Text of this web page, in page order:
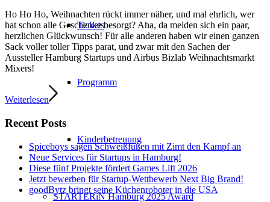
Tickets
Programm
Kinderbetreuung
STARTERiN Hamburg 2025 Award
Ho Ho Ho, Weihnachten rückt immer näher, und mal ehrlich, wer
hat schon alle Geschenke besorgt? Aha, da melden sich ein paar,
herzlichen Glückwunsch! Für alle anderen haben wir einen ganzen
Sack voller toller Tipps parat, und zwar mit den Sachen der
AusstellerHamburg Startups und Airbus Bizlab Weihnachtsmarkt
Mixers!
Weiterlesen
Recent Posts
Spiceboys sagen Schweißfüßen mit Zimt den Kampf an
Neue Services für Startups in Hamburg!
Diese fünf Projekte fördert Games Lift 2026
Jetzt bewerben für Startup-Wettbewerb Next Big Brand!
goodBytz bringt seine Küchenroboter in die USA